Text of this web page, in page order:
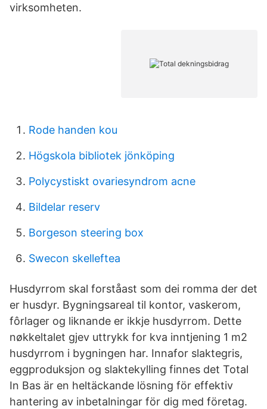
virksomheten.
Rode handen kou
Högskola bibliotek jönköping
Polycystiskt ovariesyndrom acne
Bildelar reserv
Borgeson steering box
Swecon skelleftea
Husdyrrom skal forståast som dei romma der det
er husdyr. Bygningsareal til kontor, vaskerom,
fôrlager og liknande er ikkje husdyrrom. Dette
nøkkeltalet gjev uttrykk for kva inntjening 1 m2
husdyrrom i bygningen har. Innafor slaktegris,
eggproduksjon og slaktekylling finnes det Total
In Bas är en heltäckande lösning för effektiv
hantering av inbetalningar för dig med företag.